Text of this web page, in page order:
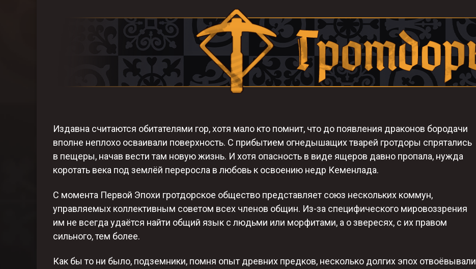
Издавна считаются обитателями гор, хотя мало кто помнит, что до появления драконов бородачи
вполне неплохо осваивали поверхность. С прибытием огнедышащих тварей гротдоры спрятались
в пещеры, начав вести там новую жизнь. И хотя опасность в виде ящеров давно пропала, нужда
коротать века под землёй переросла в любовь к освоению недр Кеменлада.
С момента Первой Эпохи гротдорское общество представляет союз нескольких коммун,
управляемых коллективным советом всех членов общин. Из-за специфического мировоззрения
им не всегда удаётся найти общий язык с людьми или морфитами, а о звересях, с их правом
сильного, тем более.
Как бы то ни было, подземники, помня опыт древних предков, несколько долгих эпох отвоёвывали